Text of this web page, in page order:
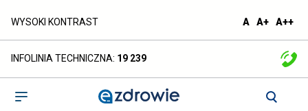
Rejestr
Jednostek
Współpracujących
WYSOKI KONTRAST A domyślna
A+większa
A++
INFOLINIA TECHNICZNA: 19 239
Otwórz